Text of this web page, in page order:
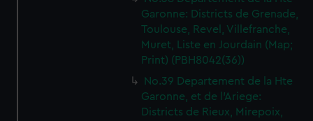
Garonne: Districts de Grenade,
Toulouse, Revel, Villefranche,
Muret, Liste en Jourdain (Map;
Print) (PBH8042(36))
No.39 Departement de la Hte
Garonne, et de l'Ariege:
Districts de Rieux, Mirepoix,